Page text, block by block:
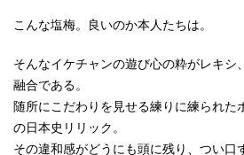
こんな塩梅。良いのか本人たちは。
そんなイケチャンの遊び心の粋がレキシ
融合である。
随所にこだわりを見せる練りに練られた
の日本史リリック。
その違和感がどうにも頭に残り、つい口